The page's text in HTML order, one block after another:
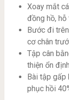
Xoay mắt
đồng hồ, hỗ
Bước đi
cơ chân
Tập cân
thiện ổn
Bài tập gấp
phục hồi